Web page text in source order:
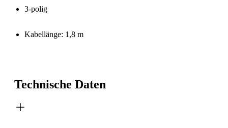
3-polig
Kabellänge: 1,8 m
Technische Daten